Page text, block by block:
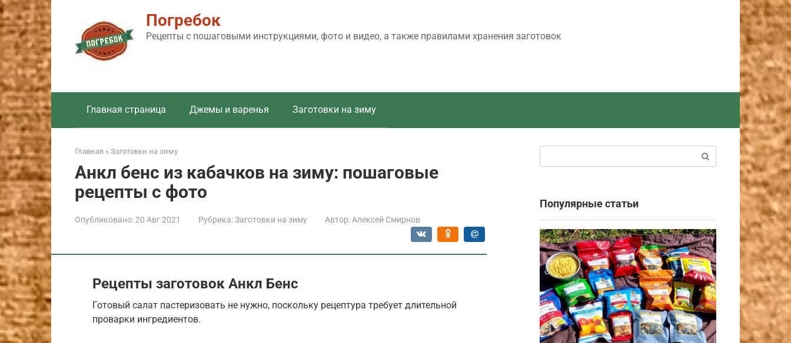
Перейти
к
контенту
Погребок
Рецепты с пошаговыми инструкциями, фото и видео, а также правилами хранения заготовок
Главная страница Джемы и варенья Заготовки на зиму
Главная » Заготовки на зиму
Анкл бенс из кабачков на зиму: пошаговые
рецепты с фото
Опубликовано:20 Авг 2021 Рубрика:Заготовки на зиму Автор: Алексей Смирнов
Рецепты заготовок Анкл Бенс
Готовый салат пастеризовать не нужно, поскольку рецептура требует длительной
проварки ингредиентов.
Популярные статьи